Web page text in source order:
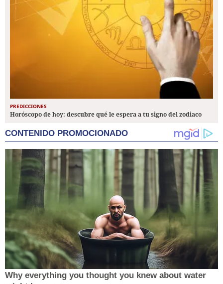
PREDICCIONES
Horóscopo de hoy: descubre qué le espera a tu signo del zodiaco
CONTENIDO PROMOCIONADO
Why everything you thought you knew about water